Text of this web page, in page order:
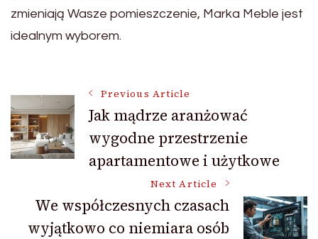
zmieniają Wasze pomieszczenie, Marka Meble jest
idealnym wyborem.
Post
Navigation
Previous Article
Jak mądrze aranżować
wygodne przestrzenie
apartamentowe i użytkowe
Next Article
We współczesnych czasach
wyjątkowo co niemiara osób